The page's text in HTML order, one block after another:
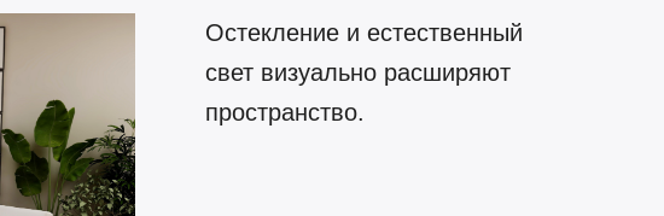
Остекление и естественный
свет визуально расширяют
пространство.